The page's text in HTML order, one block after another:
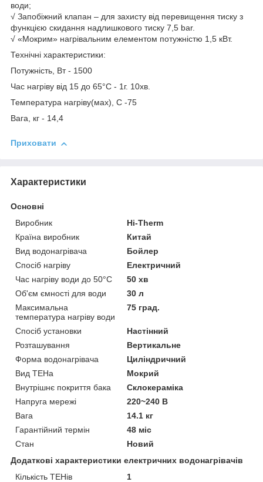
води;
√ Запобіжний клапан – для захисту від перевищення тиску з
функцією скидання надлишкового тиску 7,5 bar.
√ «Мокрим» нагрівальним елементом потужністю 1,5 кВт.
Технічні характеристики:
Потужність, Вт - 1500
Час нагріву від 15 до 65°С - 1г. 10хв.
Температура нагріву(мах), С -75
Вага, кг - 14,4
Приховати
Характеристики
Основні
Виробник
Hi-Therm
Країна виробник
Китай
Вид водонагрівача
Бойлер
Спосіб нагріву
Електричний
Час нагріву води до 50°С
50 хв
Об'єм ємності для води
30 л
Максимальна
температура нагріву води
75 град.
Спосіб установки
Настінний
Розташування
Вертикальне
Форма водонагрівача
Циліндричний
Вид ТЕНа
Мокрий
Внутрішнє покриття бака
Склокераміка
Напруга мережі
220~240 В
Вага
14.1 кг
Гарантійний термін
48 міс
Стан
Новий
Додаткові характеристики електричних водонагрівачів
Кількість ТЕНів
1